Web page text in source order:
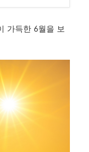
가득한 6월을 보